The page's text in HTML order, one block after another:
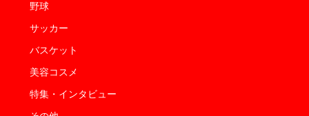
野球
サッカー
バスケット
美容コスメ
特集・インタビュー